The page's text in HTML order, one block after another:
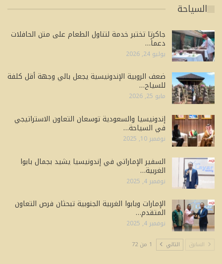
السياحة
جاكرتا تختبر خدمة لتناول الطعام على متن الحافلات
دعماً…
يوليو 24, 2026
ضعف الروبية الإندونيسية يجعل بالي وجهة أقل كلفة
للسياح…
مايو 25, 2026
إندونيسيا والسعودية توسعان التعاون الاستراتيجي
في السياحة…
نوفمبر 10, 2025
السفير الإماراتي في إندونيسيا يشيد بجمال بابوا
الغربية…
نوفمبر 4, 2025
الإمارات وبابوا الغربية الجنوبية تبحثان فرص التعاون
المتقدم…
نوفمبر 4, 2025
السابق التالي 1 من 72